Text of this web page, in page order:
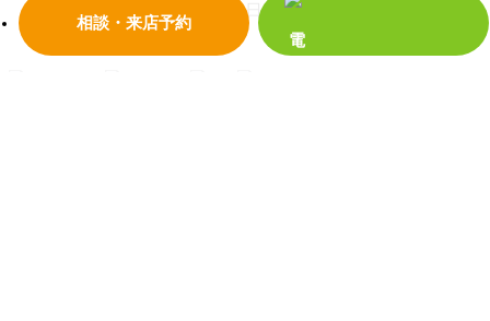
相談・来店予約
水曜日・日曜日・祝日・お盆・年末年始